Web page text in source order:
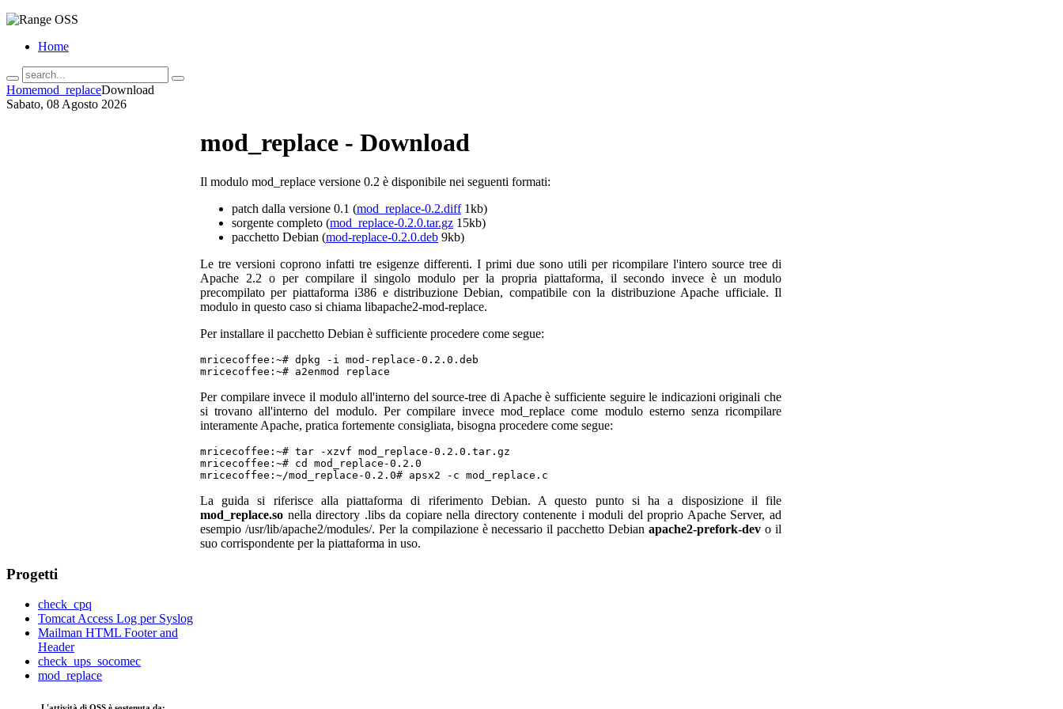
Home
Homemod_replaceDownload
Sabato, 08 Agosto 2026
mod_replace - Download
Il modulo mod_replace versione 0.2 è disponibile nei seguenti formati:
patch dalla versione 0.1 (mod_replace-0.2.diff1kb)
sorgente completo (mod_replace-0.2.0.tar.gz 15kb)
pacchetto Debian (mod-replace-0.2.0.deb 9kb)
Le tre versioni coprono infatti tre esigenze differenti. I primi due sono utili per ricompilare l'intero source tree di
Apache 2.2 o per compilare il singolo modulo per la propria piattaforma, il secondo invece è un modulo
precompilato per piattaforma i386 e distribuzione Debian, compatibile con la distribuzione Apache ufficiale. Il
modulo in questo caso si chiama libapache2-mod-replace.
Per installare il pacchetto Debian è sufficiente procedere come segue:
mricecoffee:~# dpkg -i mod-replace-0.2.0.deb
mricecoffee:~# a2enmod replace
Per compilare invece il modulo all'interno del source-tree di Apache è sufficiente seguire le indicazioni originali che
si trovano all'interno del modulo. Per compilare invece mod_replace come modulo esterno senza ricompilare
interamente Apache, pratica fortemente consigliata, bisogna procedere come segue:
mricecoffee:~# tar -xzvf mod_replace-0.2.0.tar.gz
mricecoffee:~# cd mod_replace-0.2.0
mricecoffee:~/mod_replace-0.2.0# apsx2 -c mod_replace.c
La guida si riferisce alla piattaforma di riferimento Debian. A questo punto si ha a disposizione il file
mod_replace.so nella directory .libs da copiare nella directory contenente i moduli del proprio Apache Server, ad
esempio /usr/lib/apache2/modules/. Per la compilazione è necessario il pacchetto Debianapache2-prefork-dev o il
suo corrispondente per la piattaforma in uso.
Progetti
check_cpq
Tomcat Access Log per Syslog
Mailman HTML Footer and
Header
check_ups_socomec
mod_replace